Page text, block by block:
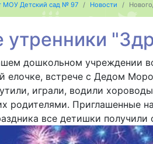
МОУ Детский сад № 97 Новости
утренники
дошкольном учреждении
елочке, встрече с Дедом
играли, водили
родителями. Приглашенные
все детишки